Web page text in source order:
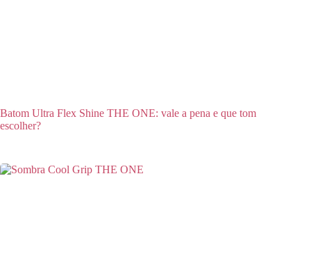
Batom Ultra Flex Shine THE ONE: vale a pena e que tom
escolher?